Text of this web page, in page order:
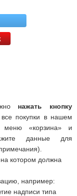
нажать кнопку
все покупки в нашем
меню «корзина» и
данные для
котором должна
например:
надписи типа